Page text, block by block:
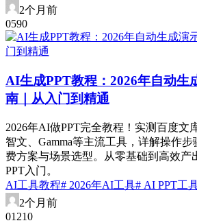
2个月前
0590
AI生成PPT教程：2026年自动生
南｜从入门到精通
2026年AI做PPT完全教程！实测百度文
智文、Gamma等主流工具，详解操作
费方案与场景选型。从零基础到高效产
PPT入门。
AI工具教程# 2026年AI工具# AI PPT工
2个月前
01210